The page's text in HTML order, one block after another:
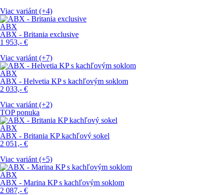
Viac variánt (+4)
ABX
ABX - Britania exclusive
1 953,- €
Viac variánt (+7)
ABX
ABX - Helvetia KP s kachľovým soklom
2 033,- €
Viac variánt (+2)
TOP ponuka
ABX
ABX - Britania KP kachľový sokel
2 051,- €
Viac variánt (+5)
ABX
ABX - Marina KP s kachľovým soklom
2 087,- €